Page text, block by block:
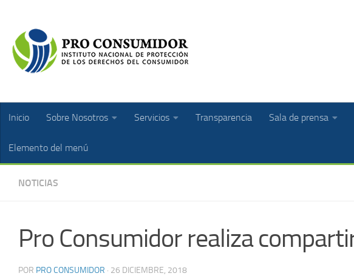
Inicio Sobre Nosotros Servicios Transparencia Sala de prensa
Elemento del menú
NOTICIAS
Pro Consumidor realiza
POR PRO CONSUMIDOR · 26 DICIEMBRE, 2018